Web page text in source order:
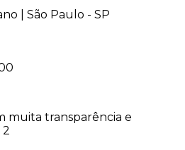
| São Paulo - SP